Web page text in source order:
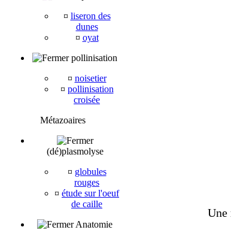
¤ liseron des
dunes
¤ oyat
pollinisation
¤ noisetier
¤ pollinisation
croisée
Métazoaires
(dé)plasmolyse
¤ globules
rouges
¤ étude sur l'oeuf
de caille
Anatomie
Une